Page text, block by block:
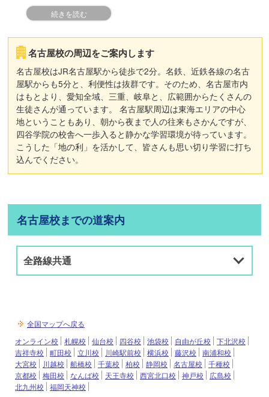
して成長へつなげるお手伝いをしま
名古屋校の周辺をご案内します
名古屋校はJR名古屋駅から徒歩で2分。名鉄、近鉄各線の名古
屋駅からも5分と、利便性は抜群です。そのため、名古屋市内
はもとより、愛知全域、三重、岐阜と、広範囲からたくさんの
生徒さんが通っています。 名古屋駅周辺は東海エリアの中心
地ということもあり、朝から夜まで人の往来もさかんですが、
四谷学院の校舎へ一歩入ると静かな学習環境が待っています。
こうした「地の利」を活かして、皆さんも思い切り学習に打ち
込んでください。
名古屋校までの道案内
全路線共通
全国マップへ戻る
オンライン校 札幌校 仙台校 四谷校 池袋校 自由が丘校 下北沢校
吉祥寺校 町田校 立川校 川崎駅前校 横浜校 藤沢校 南浦和校
大宮校
川越校 船橋校 千葉校 柏校 静岡校 名古屋校 千種校
京都校 梅田校 なんば校 天王寺校 西宮北口校 神戸校
広島校
北九州校 福岡天神校